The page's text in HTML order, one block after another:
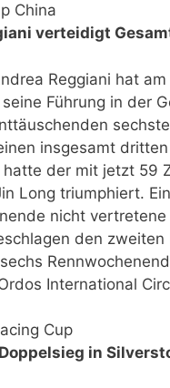
China
verteidigt
Reggiani hat
seine Führung in der
insgesamt
der mit jetzt 59
Long triumphiert.
nicht
den
International
Cup
in